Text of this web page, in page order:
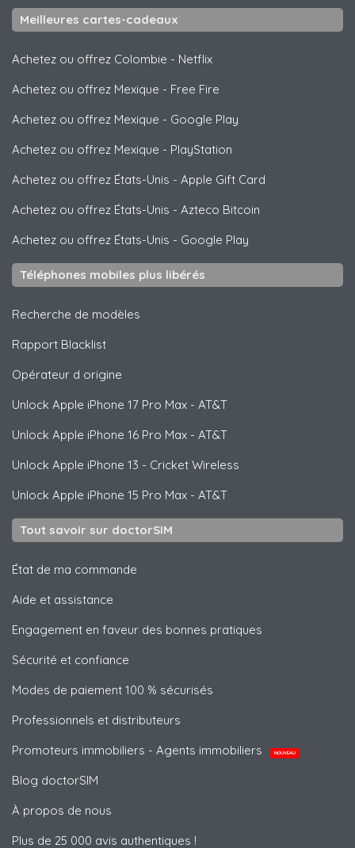
Meilleures cartes-cadeaux
Achetez ou offrez Colombie - Netflix
Achetez ou offrez Mexique - Free Fire
Achetez ou offrez Mexique - Google Play
Achetez ou offrez Mexique - PlayStation
Achetez ou offrez États-Unis - Apple Gift Card
Achetez ou offrez États-Unis - Azteco Bitcoin
Achetez ou offrez États-Unis - Google Play
Téléphones mobiles plus libérés
Recherche de modèles
Rapport Blacklist
Opérateur d origine
Unlock Apple iPhone 17 Pro Max - AT&T
Unlock Apple iPhone 16 Pro Max - AT&T
Unlock Apple iPhone 13 - Cricket Wireless
Unlock Apple iPhone 15 Pro Max - AT&T
Tout savoir sur doctorSIM
État de ma commande
Aide et assistance
Engagement en faveur des bonnes pratiques
Sécurité et confiance
Modes de paiement 100 % sécurisés
Professionnels et distributeurs
Promoteurs immobiliers - Agents immobiliers
NOUVEAU
Blog doctorSIM
À propos de nous
Plus de 25 000 avis authentiques !